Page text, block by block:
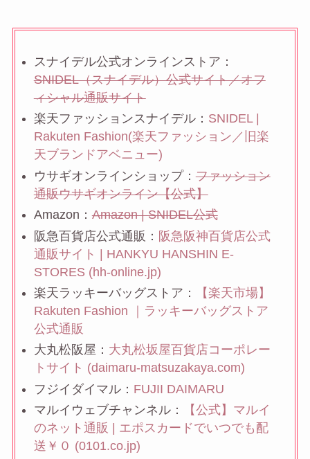
スナイデル公式オンラインストア：
SNIDEL（スナイデル）公式サイト／オフ
ィシャル通販サイト
楽天ファッションスナイデル： SNIDEL |
Rakuten Fashion(楽天ファッション／旧楽
天ブランドアベニュー)
ウサギオンラインショップ：ファッション
通販ウサギオンライン【公式】
Amazon：Amazon | SNIDEL公式
阪急百貨店公式通販： 阪急阪神百貨店公式
通販サイト | HANKYU HANSHIN E-
STORES (hh-online.jp)
楽天ラッキーバッグストア：
【楽天市場】
Rakuten Fashion ｜ラッキーバッグストア
公式通販
大丸松阪屋： 大丸松坂屋百貨店コーポレー
トサイト (daimaru-matsuzakaya.com)
フジイダイマル： FUJII DAIMARU
マルイウェブチャンネル：
【公式】マルイ
のネット通販 | エポスカードでいつでも配
送￥０ (0101.co.jp)